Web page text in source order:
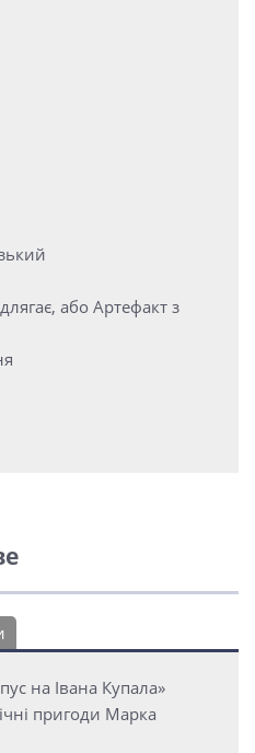
або Артефакт з
на Івана Купала»
пригоди Марка